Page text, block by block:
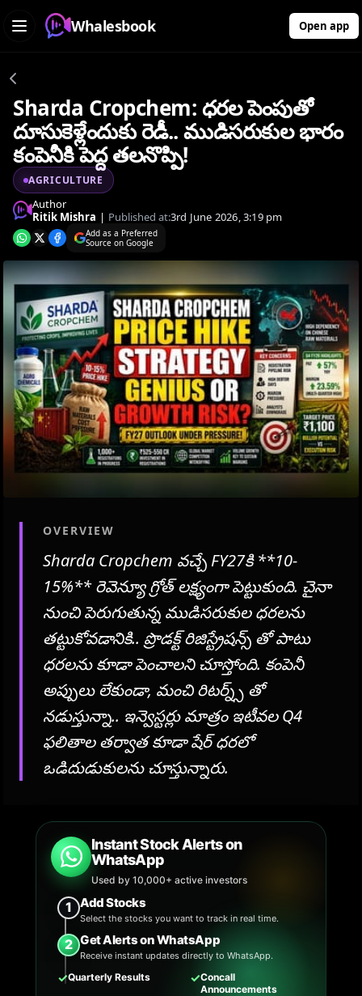
Whalesbook Open app
Sharda Cropchem: ధరల పెంపుతో
దూసుకెళ్లేందుకు రెడీ.. ముడిసరుకుల భారం
కంపెనీకి పెద్ద తలనొప్పి!
AGRICULTURE
Author
Ritik Mishra | Published at:3rd June 2026, 3:19 pm
Add as a Preferred
Source on Google
OVERVIEW
Sharda Cropchem వచ్చే FY27కి **10-
15%** రెవెన్యూ గ్రోత్ లక్ష్యంగా పెట్టుకుంది. చైనా
నుంచి పెరుగుతున్న ముడిసరుకుల ధరలను
తట్టుకోవడానికి.. ప్రొడక్ట్ రిజిస్ట్రేషన్స్ తో పాటు
ధరలను కూడా పెంచాలని చూస్తోంది. కంపెనీ
అప్పులు లేకుండా, మంచి రిటర్న్స్ తో
నడుస్తున్నా.. ఇన్వెస్టర్లు మాత్రం ఇటీవల Q4
ఫలితాల తర్వాత కూడా షేర్ ధరలో
ఒడిదుడుకులను చూస్తున్నారు.
Instant Stock Alerts on
WhatsApp
Used by 10,000+ active investors
1 Add Stocks
Select the stocks you want to track in real time.
2 Get Alerts on WhatsApp
Receive instant updates directly to WhatsApp.
✓Quarterly Results ✓Concall
Announcements